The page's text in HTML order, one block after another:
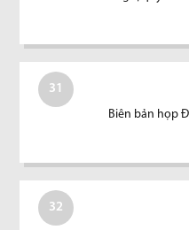
31
Biên bản họp
32